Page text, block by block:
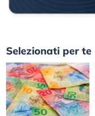
Selezionati per te